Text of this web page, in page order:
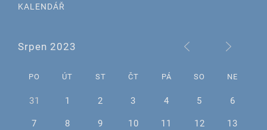
KALENDÁŘ
Srpen 2023
PO ÚT ST ČT PÁ SO NE
31 1 2 3 4 5
6
7
8 9 10 11 12
13